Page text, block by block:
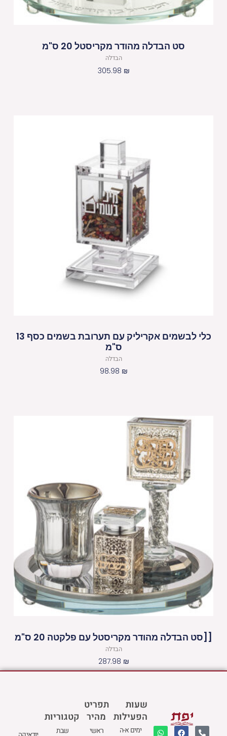
סט הבדלה מהודר מקריסטל 20 ס"מ
הבדלה
305.98 ₪
כלי לבשמים אקריליק עם תערובת בשמים כסף 13
ס"מ
הבדלה
98.98 ₪
[[סט הבדלה מהודר מקריסטל עם פלקטה 20 ס"מ
הבדלה
287.98 ₪
שעות
הפעילות
ימים א-ה
תפריט
מהיר
ראשי P
F
W E
M
קטגוריות
שבת